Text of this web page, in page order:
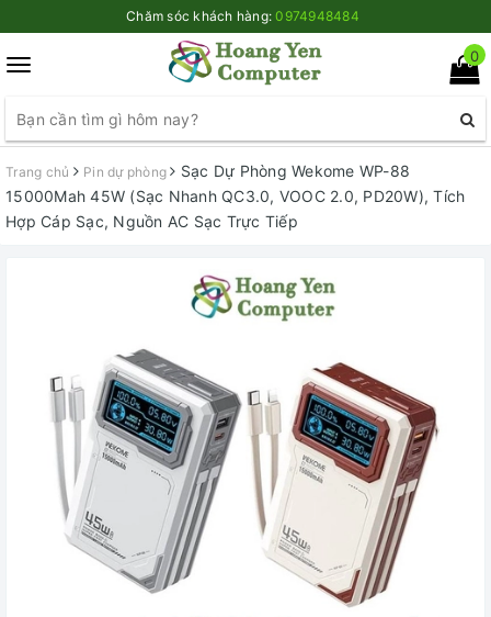
Chăm sóc khách hàng:0974948484
Toggle
0
Trang chủ Pin dự phòng
Sạc Dự Phòng Wekome WP-88
15000Mah 45W (Sạc Nhanh QC3.0, VOOC 2.0, PD20W), Tích
Hợp Cáp Sạc, Nguồn AC Sạc Trực Tiếp